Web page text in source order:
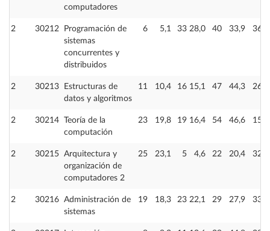
computadores
2 30212
Programación de
sistemas
concurrentes y
distribuidos
6 5,1 33 28,0 40 33,9 36
2 30213
Estructuras de
datos y algoritmos
11 10,4 16 15,1 47 44,3 26
2 30214
Teoría de la
computación
23 19,8 19 16,4 54 46,6 15
2 30215 Arquitectura y
organización de
computadores 2
25 23,1 5 4,6 22 20,4 32
2 30216 Administración de
sistemas
19 18,3 23 22,1 29 27,9 33